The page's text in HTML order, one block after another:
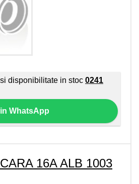
disponibilitate in stoc 0241
WhatsApp
16A ALB 1003